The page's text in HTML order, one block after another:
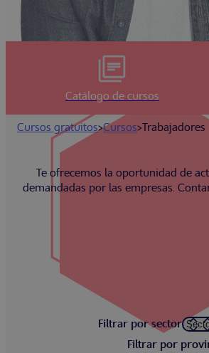
Catálogo de cursos
Cursos gratuitos>Cursos>Trabajadores
Te ofrecemos la oportunidad de
demandadas por las empresas.
Filtrar por sector
Filtrar por